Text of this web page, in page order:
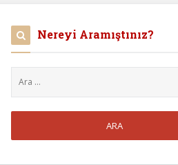
Nereyi Aramıştınız?